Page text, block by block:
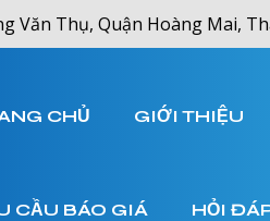
Văn Thụ, Quận Hoàng Mai,
CHỦ GIỚI THIỆU
CẦU BÁO GIÁ HỎI